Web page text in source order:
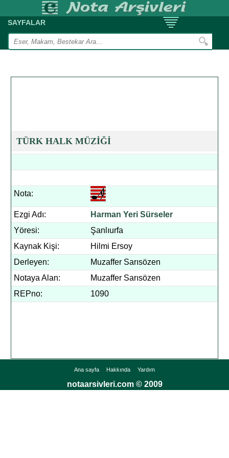
SAYFALAR
TÜRK HALK MÜZİĞİ
Nota:
Ezgi Adı:
Harman Yeri Sürseler
Yöresi:
Şanlıurfa
Kaynak Kişi:
Hilmi Ersoy
Derleyen:
Muzaffer Sarısözen
Notaya Alan:
Muzaffer Sarısözen
REPno:
1090
Ana sayfa Hakkında Yardım
notaarsivleri.com © 2009